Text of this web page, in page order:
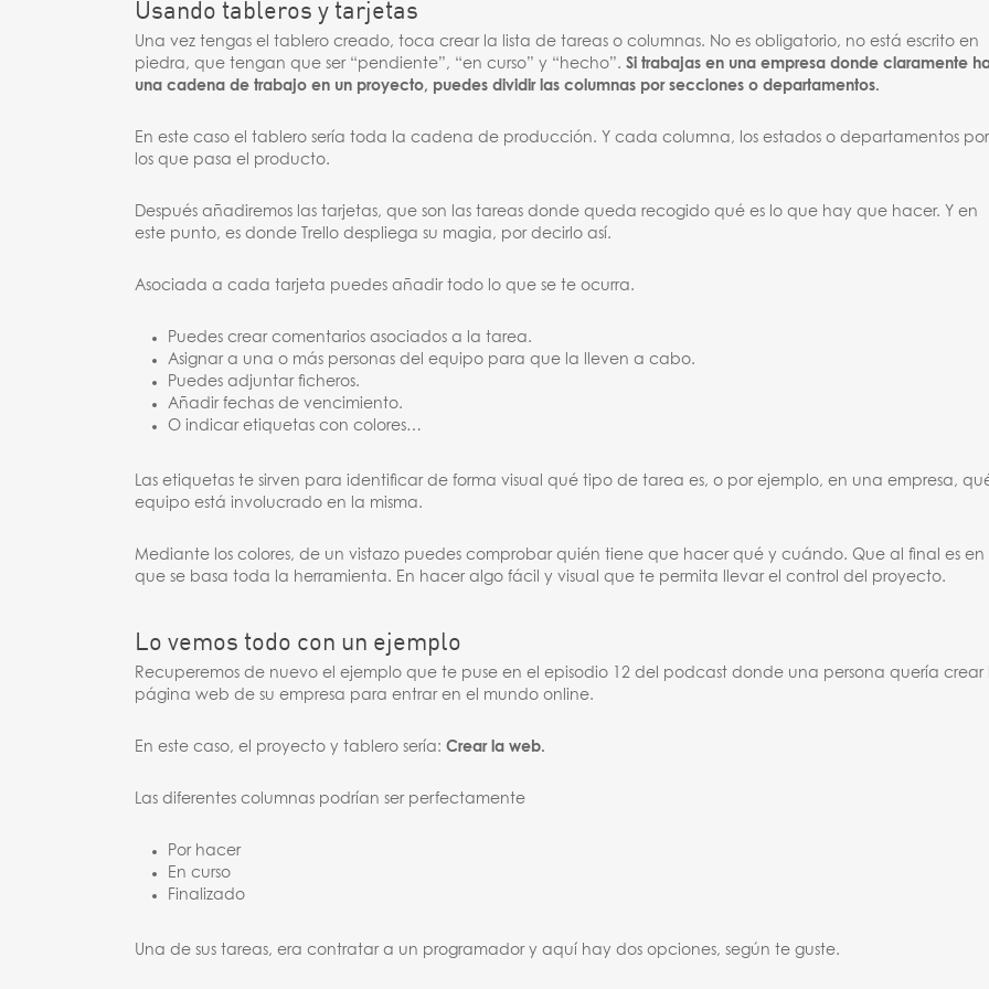
Usando tableros y tarjetas
Una vez tengas el tablero creado, toca crear la lista de tareas o columnas. No es obligatorio, no está escrito en
piedra, que tengan que ser “pendiente”, “en curso” y “hecho”.Si trabajas en una empresa donde claramente
una cadena de trabajo en un proyecto, puedes dividir las columnas por secciones o departamentos.
En este caso el tablero sería toda la cadena de producción. Y cada columna, los estados o departamentos por
los que pasa el producto.
Después añadiremos las tarjetas, que son las tareas donde queda recogido qué es lo que hay que hacer. Y en
este punto, es donde Trello despliega su magia, por decirlo así.
Asociada a cada tarjeta puedes añadir todo lo que se te ocurra.
Puedes crear comentarios asociados a la tarea.
Asignar a una o más personas del equipo para que la lleven a cabo.
Puedes adjuntar ficheros.
Añadir fechas de vencimiento.
O indicar etiquetas con colores…
Las etiquetas te sirven para identificar de forma visual qué tipo de tarea es, o por ejemplo, en una empresa,
equipo está involucrado en la misma.
Mediante los colores, de un vistazo puedes comprobar quién tiene que hacer qué y cuándo. Que al final es en
que se basa toda la herramienta. En hacer algo fácil y visual que te permita llevar el control del proyecto.
Lo vemos todo con un ejemplo
Recuperemos de nuevo el ejemplo que te puse en el episodio 12 del podcast donde una persona quería crear
página web de su empresa para entrar en el mundo online.
En este caso, el proyecto y tablero sería:Crear la web.
Las diferentes columnas podrían ser perfectamente
Por hacer
En curso
Finalizado
Una de sus tareas, era contratar a un programador y aquí hay dos opciones, según te guste.